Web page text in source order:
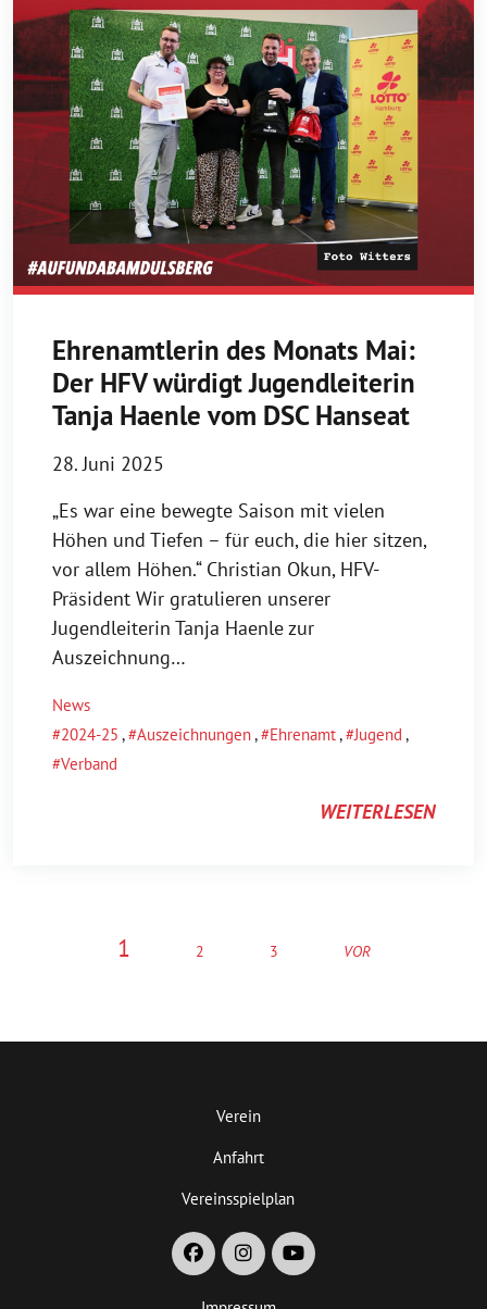
Ehrenamtlerin des Monats Mai:
Der HFV würdigt Jugendleiterin
Tanja Haenle vom DSC Hanseat
28. Juni 2025
„Es war eine bewegte Saison mit vielen
Höhen und Tiefen – für euch, die hier sitzen,
vor allem Höhen.“ Christian Okun, HFV-
Präsident Wir gratulieren unserer
Jugendleiterin Tanja Haenle zur
Auszeichnung…
News
2024-25 , Auszeichnungen, Ehrenamt, Jugend ,
Verband
WEITERLESEN
1 2 3 VOR
Verein
Anfahrt
Vereinsspielplan